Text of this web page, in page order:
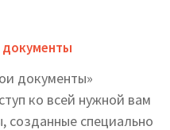
документы»
ко всей нужной вам
созданные специально